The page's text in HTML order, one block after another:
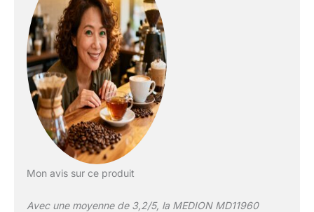
marche, tu n'attends
que cinq minutes
pour obtenir les
premiers glaçons et
savourer des
boissons fraîches,
même
spontanément.
Utilisation tactile : des
d'enfant. Contenu de
Mon avis sur ce produit
Avec une moyenne de 3,2/5, la MEDION MD11960